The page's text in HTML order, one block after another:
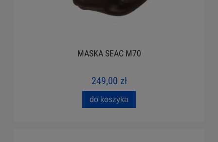
MASKA SEAC M70
249,00 zł
do koszyka